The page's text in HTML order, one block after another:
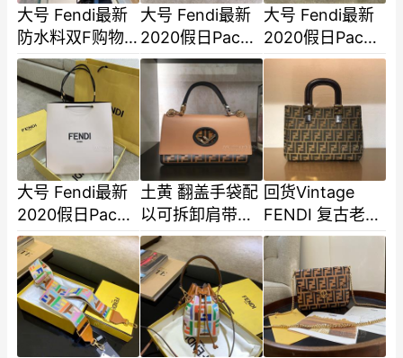
大号 Fendi最新
防水料双F购物
袋 43x36x17
大号 Fendi最新
2020假日Pack
系列 最新抽绳小
包包可手拿可斜
挎正面点缀黑色
大号 Fendi最新
2020假日Pack
系列 以品牌经典
包装为灵感用故
意做旧的小牛皮
大号 Fendi最新
2020假日Pack
系列 以品牌经典
包装为灵感用故
意做旧的小
土黄 翻盖手袋配
以可拆卸肩带可
斜背或手拿小牛
皮制作FF凸纹印
花标志上
回货Vintage
FENDI 复古老花
琴谱手提包 啡色
油腊牛皮硬版手
挽 金扣配件五